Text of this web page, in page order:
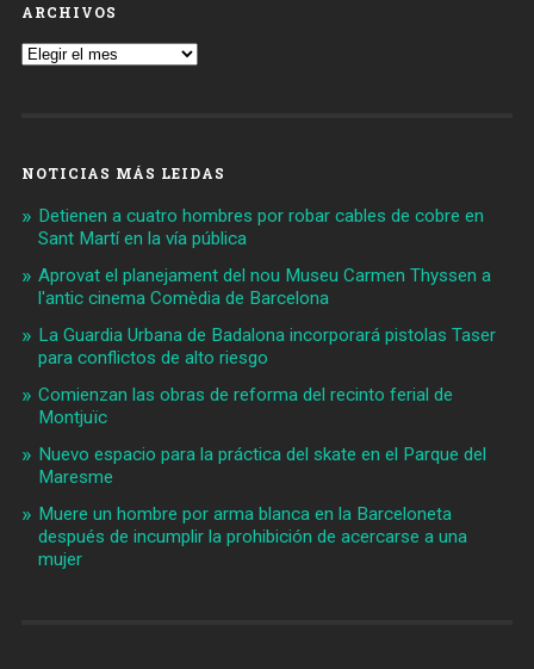
ARCHIVOS
Archivos
NOTICIAS MÁS LEIDAS
Detienen a cuatro hombres por robar cables de cobre en
Sant Martí en la vía pública
Aprovat el planejament del nou Museu Carmen Thyssen a
l'antic cinema Comèdia de Barcelona
La Guardia Urbana de Badalona incorporará pistolas Taser
para conflictos de alto riesgo
Comienzan las obras de reforma del recinto ferial de
Montjuïc
Nuevo espacio para la práctica del skate en el Parque del
Maresme
Muere un hombre por arma blanca en la Barceloneta
después de incumplir la prohibición de acercarse a una
mujer